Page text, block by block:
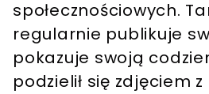
społecznościowych.
regularnie publikuje
pokazuje swoją
podzielił się zdjęciem